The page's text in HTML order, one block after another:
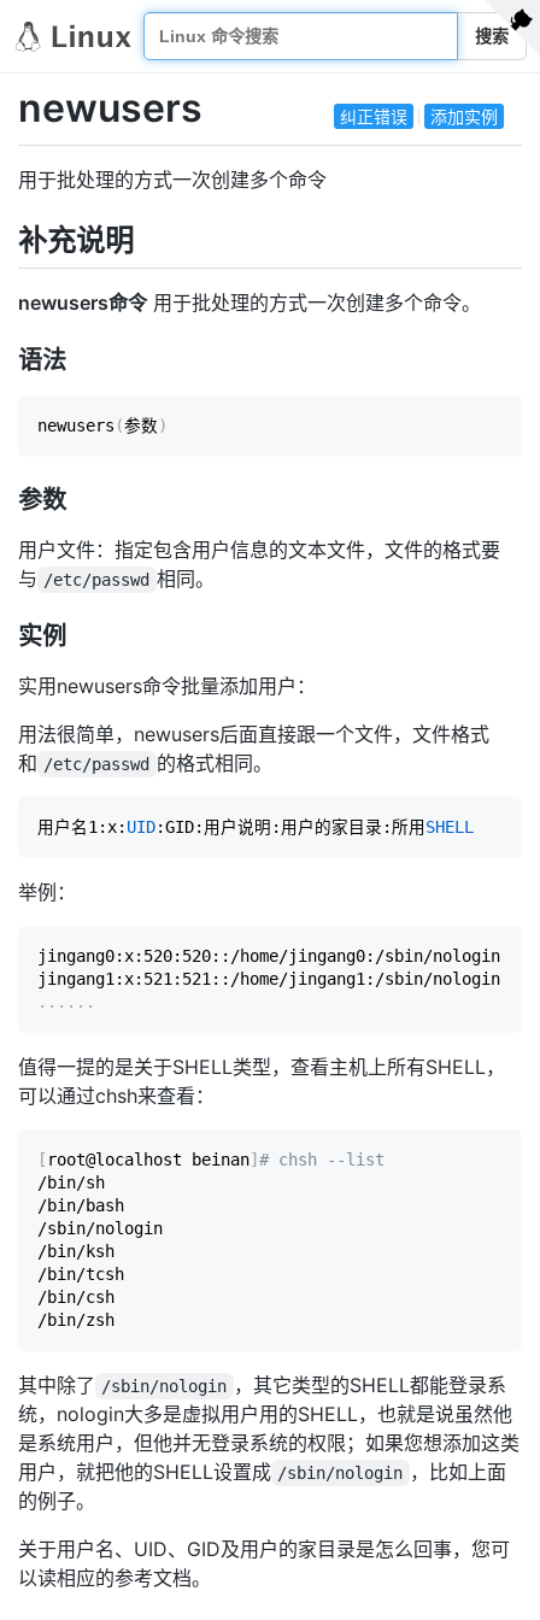
搜索
纠正错误 添加实例
newusers
用于批处理的方式一次创建多个命令
补充说明
newusers命令用于批处理的方式一次创建多个命令。
语法
newusers (参数)
参数
用户文件：指定包含用户信息的文本文件，文件的格式要
与 /etc/passwd 相同。
实例
实用newusers命令批量添加用户：
用法很简单，newusers后面直接跟一个文件，文件格式
和 /etc/passwd 的格式相同。
用户名1:x: UID:GID:用户说明:用户的家目录:所用 SHELL
举例：
jingang0:x:520:520::/home/jingang0:/sbin/nologin
.. .. ..
值得一提的是关于SHELL类型，查看主机上所有SHELL，
可以通过chsh来查看：
[ root@localhost beinan] # chsh --list
/bin/sh
/bin/bash
/sbin/nologin
/bin/ksh
/bin/tcsh
/bin/csh
其中除了 /sbin/nologin ，其它类型的SHELL都能登录系
统，nologin大多是虚拟用户用的SHELL，也就是说虽然他
是系统用户，但他并无登录系统的权限；如果您想添加这类
用户，就把他的SHELL设置成 /sbin/nologin ，比如上面
的例子。
关于用户名、UID、GID及用户的家目录是怎么回事，您可
以读相应的参考文档。